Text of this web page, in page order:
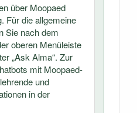
über Moopaed
Für die allgemeine
Sie nach dem
oberen Menüleiste
„Ask Alma“. Zur
mit Moopaed-
und
in der